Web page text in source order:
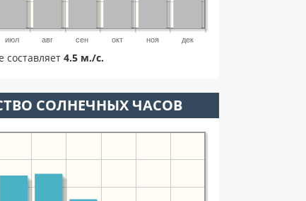
июл авг сен окт ноя дек
4.5 м./с.
СОЛНЕЧНЫХ ЧАСОВ